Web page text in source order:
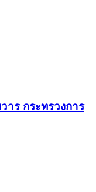
ร กระทรวงการ